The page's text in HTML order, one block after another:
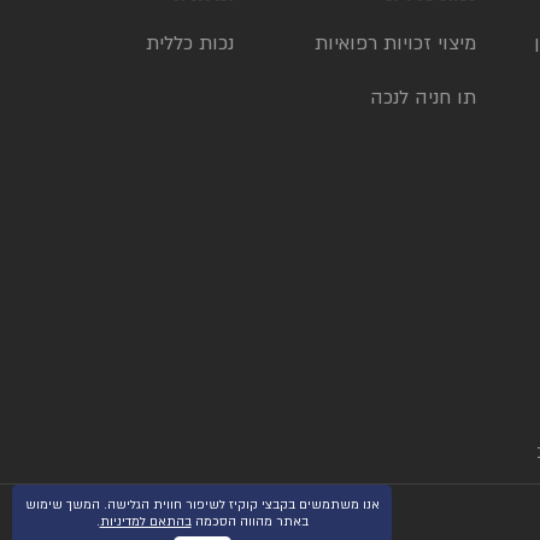
מיצוי זכויות רפואיות
תו חניה לנכה
נכות כללית
אנו משתמשים בקבצי קוקיז לשיפור חווית הגלישה. המשך שימוש
באתר מהווה הסכמהבהתאם למדיניות.